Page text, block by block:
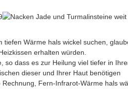
Wärme hals wickel suchen,
erhalten würden.
dass es zur Heilung viel tiefer in
dieser und Ihrer Haut benötigen
Fern-Infrarot-Wärme hals